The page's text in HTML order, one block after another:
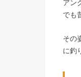
アン
でも
その
に釣